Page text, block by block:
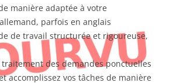
manière adaptée à votre
parfois en anglais
de travail structurée et rigoureuse,
des demandes ponctuelles
accomplissez vos tâches de manière